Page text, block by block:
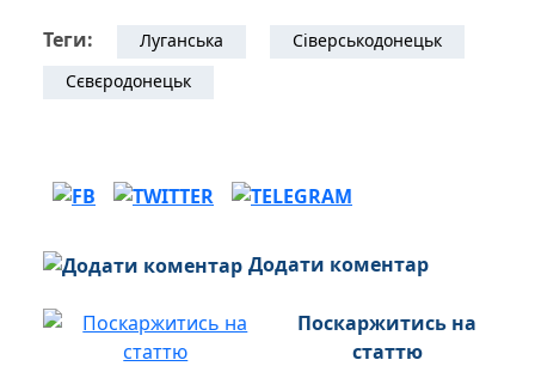
Теги: Луганська
Сіверськодонецьк
Сєвєродонецьк
Додати коментар
Поскаржитись на
статтю